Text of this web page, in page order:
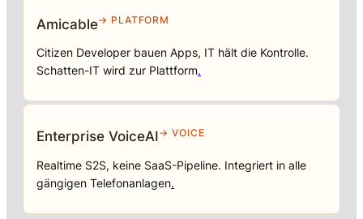
Amicable→ PLATFORM
Citizen Developer bauen Apps, IT hält die Kontrolle.
Schatten-IT wird zur Plattform.
Enterprise VoiceAI→ VOICE
Realtime S2S, keine SaaS-Pipeline. Integriert in alle
gängigen Telefonanlagen.